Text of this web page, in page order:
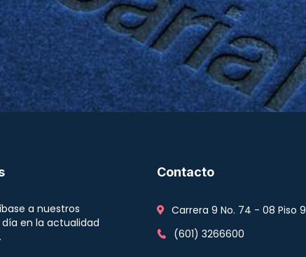
a nuestros
en la actualidad
Contacto
Carrera 9 No. 74 - 08 Piso 9
(601) 3266600